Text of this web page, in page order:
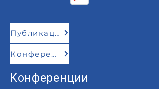
Публикации
Конференции
Конференции